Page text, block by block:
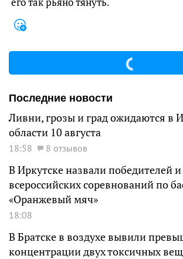
Последние новости
Ливни, грозы и град ожидаются в
области 10 августа
18:58 8 отзывов
В Иркутске назвали победителей
всероссийских соревнований по
«Оранжевый мяч»
18:08
В Братске в воздухе вывили
концентрации двух токсичных